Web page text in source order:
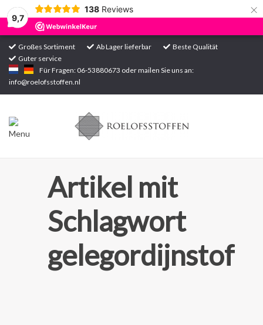
9,7
138 Reviews ×
Großes Sortiment Ab Lager lieferbar
Beste Qualität
Guter service
Für Fragen: 06-53880673 oder mailen Sie uns an:
info@roelofsstoffen.nl
Startseite
Sortiment
Artikel mit
Schlagwort
gelegordijnstof